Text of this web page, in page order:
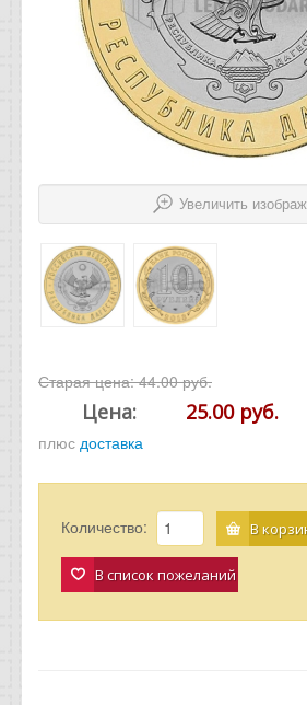
Увеличить
Старая цена:44.00 руб.
Цена: 25.00 руб.
плюс доставка
Количество: В
В список пожеланий